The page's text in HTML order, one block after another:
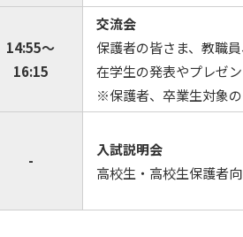
ア
14:55～
16:15
交流会
保護者の皆さま、教職
在学生の発表やプレゼ
※保護者、卒業生対象の
-
入試説明会
高校生・高校生保護者